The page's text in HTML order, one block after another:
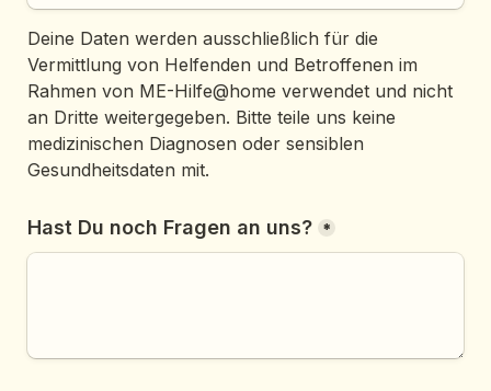
Deine Daten werden ausschließlich für die
Vermittlung von Helfenden und Betroffenen im
Rahmen von ME-Hilfe@home verwendet und nicht
an Dritte weitergegeben. Bitte teile uns keine
medizinischen Diagnosen oder sensiblen
Gesundheitsdaten mit.
Hast Du noch Fragen an uns? *